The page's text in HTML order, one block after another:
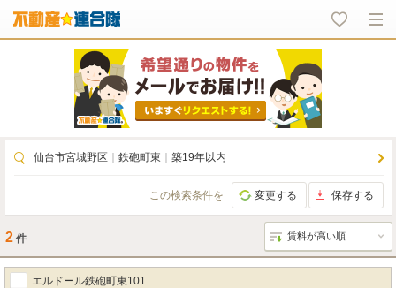
仙台市宮城野区 鉄砲町東 築19年以内
この検索条件を 変更する 保存する
2 件
エルドール鉄砲町東101